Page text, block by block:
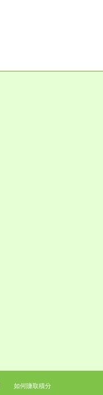
如何賺取積分